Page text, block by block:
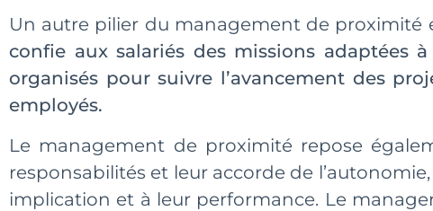
Un autre pilier du management de proximité
confie aux salariés des missions adaptées
organisés pour suivre l’avancement des
employés.
Le management de proximité repose
responsabilités et leur accorde de
implication et à leur performance. Le